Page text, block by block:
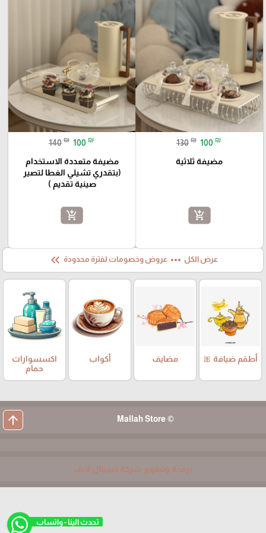
130 ₪ 100 ₪
مضيفة ثلاثية
add_shopping_cart
140 ₪ 100 ₪
مضيفة متعددة الاستخدام
(بتقدري تشيلي الغطا لتصير
صينية تقديم )
add_shopping_cart
عرض الكل more_horiz عروض وخصومات لفترة محدودة keyboard_double_arrow_left
أطقم ضيافة 🎀 مضايف أكواب
اكسسوارات
حمام
© Mallah Store
arrow_upward
برمجة وتطوير شركة ديجيتال لايف